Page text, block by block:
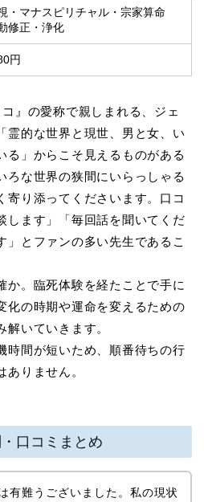
・マナスピリチャル・宗家算命
修正・浄化
円
』の愛称で親しまれる、ジェ
霊的な世界と現世、男と女、い
る」からこそ見えるものがある
ろな世界の狭間にいらっしゃる
寄り添ってくださいます。口コ
します」「毎回話を聞いてくだ
」とファンの多い先生であるこ
か。臨死体験を経たことで手に
化の時期や運命を変えるための
いていきます。
時間が短いため、順番待ちの行
りません。
口コミまとめ
有難うございました。私の現状